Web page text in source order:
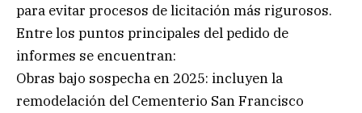
para evitar procesos de licitación más rigurosos.
Entre los puntos principales del pedido de
informes se encuentran:
Obras bajo sospecha en 2025: incluyen la
remodelación del Cementerio San Francisco